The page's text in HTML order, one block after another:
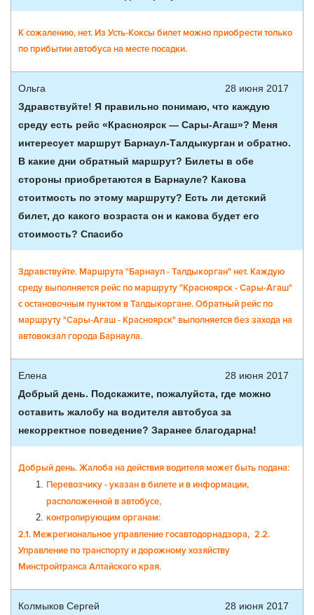
К сожалению, нет. Из Усть-Коксы билет можно приобрести только
по прибытии автобуса на месте посадки.
Ольга
28 июня 2017
Здравствуйте! Я правильно понимаю, что каждую
среду есть рейс «Красноярск — Сары-Агаш»? Меня
интересует маршрут Барнаул-Талдыкурган и обратно.
В какие дни обратный маршрут? Билеты в обе
стороны приобретаются в Барнауле? Какова
стоитмость по этому маршруту? Есть ли детский
билет, до какого возраста он и какова будет его
стоимость? Спасибо
Здравствуйте. Маршрута "Барнаул - Талдыкорган" нет. Каждую
среду выполняется рейс по маршруту "Красноярск - Сары-Агаш"
с остановочным пунктом в Талдыкоргане. Обратный рейс по
маршруту "Сары-Агаш - Красноярск" выполняется без захода на
автовокзал города Барнаула.
Елена
28 июня 2017
Добрый день. Подскажите, пожалуйста, где можно
оставить жалобу на водителя автобуса за
некорректное поведение? Заранее благодарна!
Добрый день. Жалоба на действия водителя может быть подана:
Перевозчику - указан в билете и в информации,
расположенной в автобусе,
контролирующим органам:
2.1. Межрегиональное управление госавтодорнадзора, 2.2.
Управление по транспорту и дорожному хозяйству
Минстройтранса Алтайского края.
Колмыков Сергей
28 июня 2017